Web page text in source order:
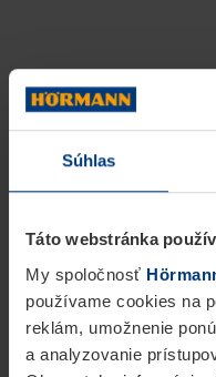
Súhlas
Táto webstránka
My spoločnosť
používame cookies na
reklám, umožnenie
a analyzovanie
Urobte si
Hliníkové a
pre všetky